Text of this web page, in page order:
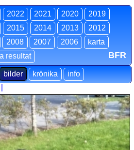
2022 2021 2020
2019
2015 2014 2013
2012
2008 2007 2006
karta
resultat BFR
bilder krönika
info